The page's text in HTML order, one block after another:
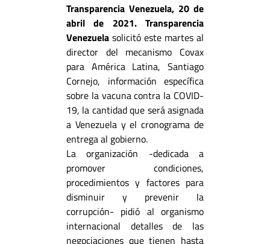
Transparencia Venezuela, 20 de
abril de 2021. Transparencia
Venezuela solicitó este martes al
director del mecanismo Covax
para América Latina, Santiago
Cornejo, información específica
sobre la vacuna contra la COVID-
19, la cantidad que será asignada
a Venezuela y el cronograma de
entrega al gobierno.
La organización -dedicada a
promover condiciones,
procedimientos y factores para
disminuir y prevenir la
corrupción- pidió al organismo
internacional detalles de las
negociaciones que tienen hasta